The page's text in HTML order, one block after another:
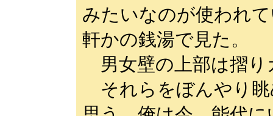
みたいなのが使われ
軒かの銭湯で見た。
男女壁の上部は摺り
それらをぼんやり眺